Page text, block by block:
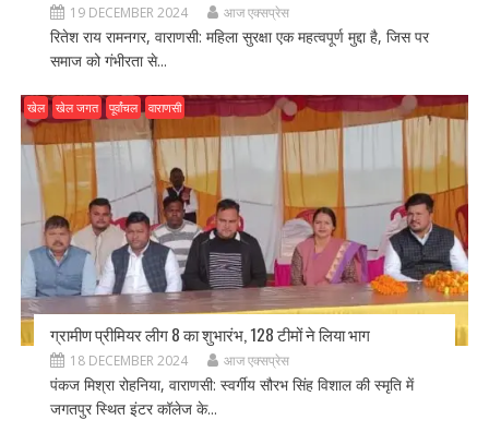
19 DECEMBER 2024 आज एक्सप्रेस
रितेश राय रामनगर, वाराणसी: महिला सुरक्षा एक महत्वपूर्ण मुद्दा है, जिस पर
समाज को गंभीरता से...
खेल खेल जगत पूर्वांचल वाराणसी
ग्रामीण प्रीमियर लीग 8 का शुभारंभ, 128 टीमों ने लिया भाग
18 DECEMBER 2024 आज एक्सप्रेस
पंकज मिश्रा रोहनिया, वाराणसी: स्वर्गीय सौरभ सिंह विशाल की स्मृति में
जगतपुर स्थित इंटर कॉलेज के...